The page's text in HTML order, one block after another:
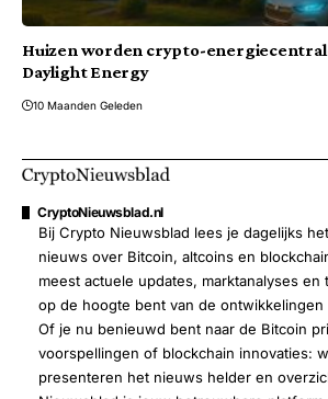
Huizen worden crypto-
Daylight Energy
10 Maanden Geleden
CryptoNieuwsblad.nl
Bij Crypto Nieuwsblad lees je dagelijks
nieuws over Bitcoin, altcoins en
meest actuele updates, marktanalyses en
op de hoogte bent van de
Of je nu benieuwd bent naar de Bitcoin
voorspellingen of blockchain innovaties:
presenteren het nieuws helder en